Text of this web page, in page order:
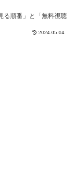
る順番」と「無料視聴
2024.05.04